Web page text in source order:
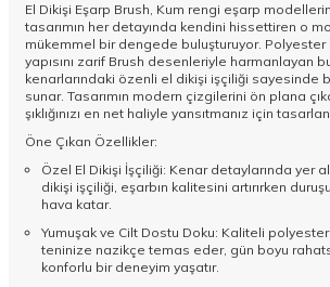
El Dikişi Eşarp Brush, Kum rengi eşarp
tasarımın her detayında kendini hissettiren o
mükemmel bir dengede buluşturuyor. Polyester
yapısını zarif Brush desenleriyle harmanlayan
kenarlarındaki özenli el dikişi işçiliği sayesinde
sunar. Tasarımın modern çizgilerini ön plana
şıklığınızı en net haliyle yansıtmanız için
Öne Çıkan Özellikler:
Özel El Dikişi İşçiliği: Kenar detaylarında yer
dikişi işçiliği, eşarbın kalitesini artırırken
hava katar.
Yumuşak ve Cilt Dostu Doku: Kaliteli polyester
teninize nazikçe temas eder, gün boyu
konforlu bir deneyim yaşatır.